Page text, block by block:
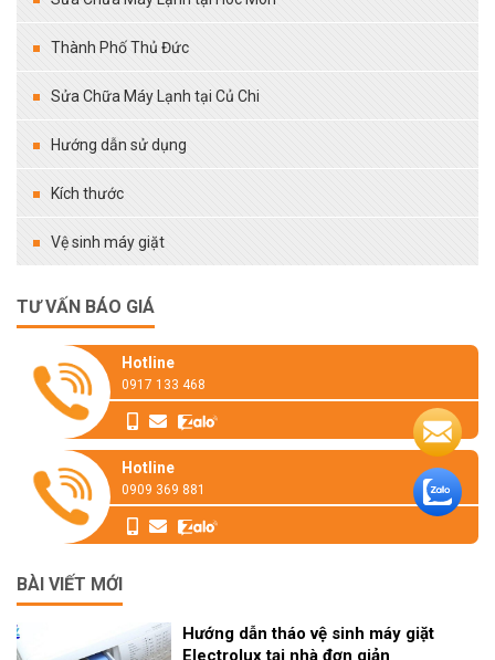
Thành Phố Thủ Đức
Sửa Chữa Máy Lạnh tại Củ Chi
Hướng dẫn sử dụng
Kích thước
Vệ sinh máy giặt
TƯ VẤN BÁO GIÁ
Hotline
0917 133 468
Hotline
0909 369 881
BÀI VIẾT MỚI
Hướng dẫn tháo vệ sinh máy giặt
Electrolux tại nhà đơn giản